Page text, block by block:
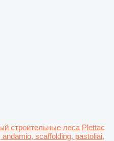
строительные леса Plettac
scaffolding, pastoliai,